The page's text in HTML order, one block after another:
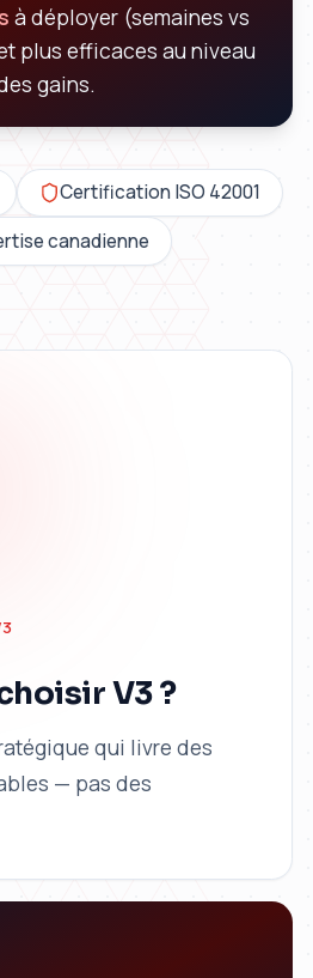
à déployer (semaines vs
plus efficaces au niveau
gains.
Certification ISO 42001
canadienne
V3 ?
qui livre des
— pas des